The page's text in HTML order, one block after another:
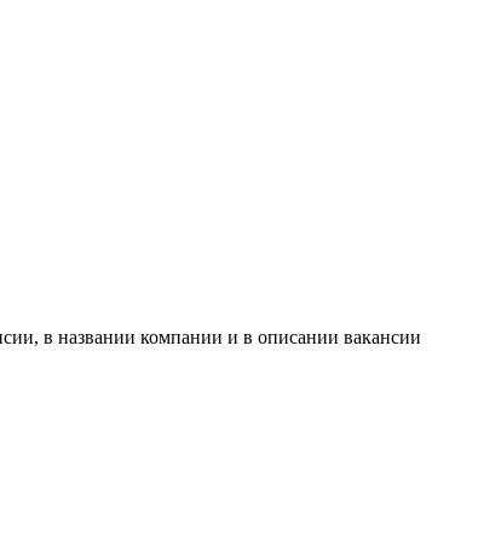
в названии компании и в описании вакансии